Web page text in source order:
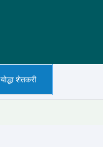
योद्धा शेतकरी